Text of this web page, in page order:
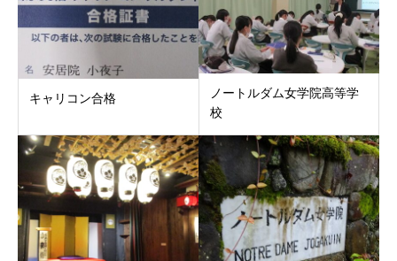
キャリコン合格
ノートルダム女学院高等学
校